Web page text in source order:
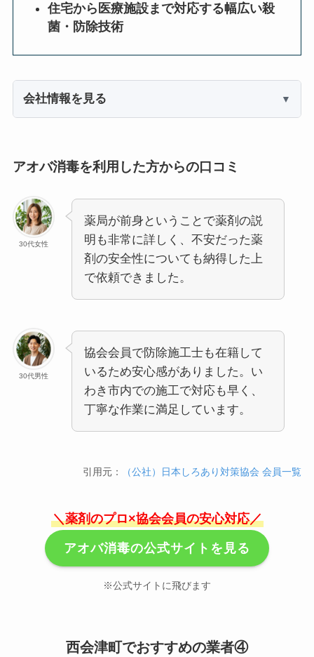
住宅から医療施設まで対応する幅広い殺
菌・防除技術
会社情報を見る
アオバ消毒を利用した方からの口コミ
30代女性
薬局が前身ということで薬剤の説
明も非常に詳しく、不安だった薬
剤の安全性についても納得した上
で依頼できました。
30代男性
協会会員で防除施工士も在籍して
いるため安心感がありました。い
わき市内での施工で対応も早く、
丁寧な作業に満足しています。
引用元： （公社）日本しろあり対策協会 会員一覧
＼薬剤のプロ×協会会員の安心対応／
アオバ消毒の公式サイトを見る
※公式サイトに飛びます
西会津町でおすすめの業者④